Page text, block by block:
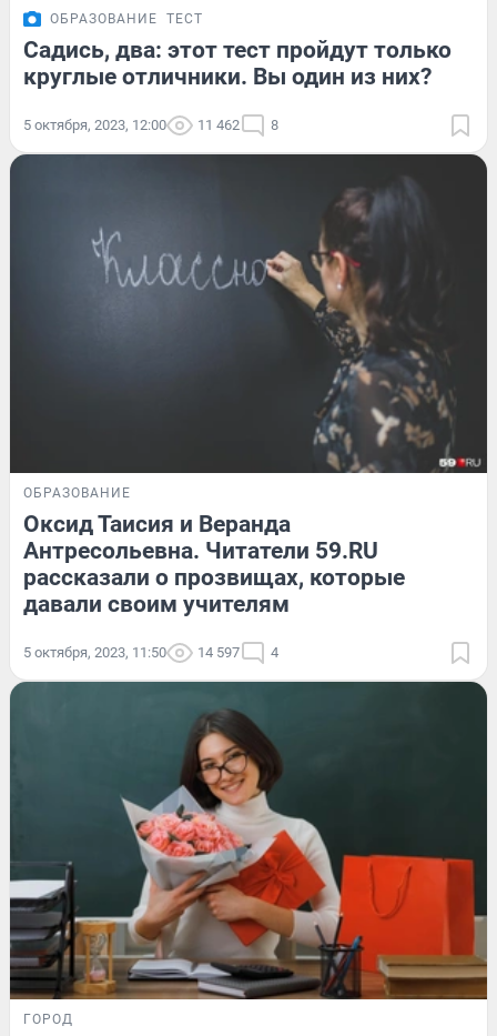
ОБРАЗОВАНИЕ ТЕСТ
Садись, два: этот тест пройдут только
круглые отличники. Вы один из них?
5 октября, 2023, 12:00 11 462 8
ОБРАЗОВАНИЕ
Оксид Таисия и Веранда
Антресольевна. Читатели 59.RU
рассказали о прозвищах, которые
давали своим учителям
5 октября, 2023, 11:50 14 597 4
ГОРОД